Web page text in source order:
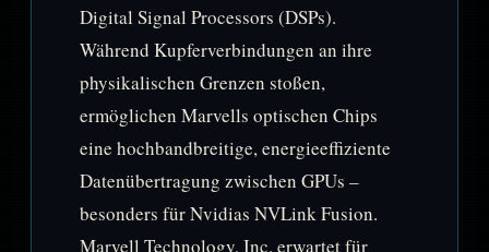
Digital Signal Processors (DSPs).
Während Kupferverbindungen an ihre
physikalischen Grenzen stoßen,
ermöglichen Marvells optischen Chips
eine hochbandbreitige, energieeffiziente
Datenübertragung zwischen GPUs –
besonders für Nvidias NVLink Fusion.
Marvell Technology, Inc. erwartet für